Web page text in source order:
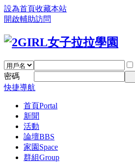
設為首頁收藏本站
開啟輔助訪問
密碼
快捷導航
首頁Portal
新聞
活動
論壇BBS
家園 Space
群組Group